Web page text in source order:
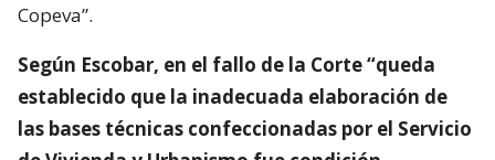
Copeva”.
Según Escobar, en el fallo de la Corte “queda
establecido que la inadecuada elaboración de
las bases técnicas confeccionadas por el Servicio